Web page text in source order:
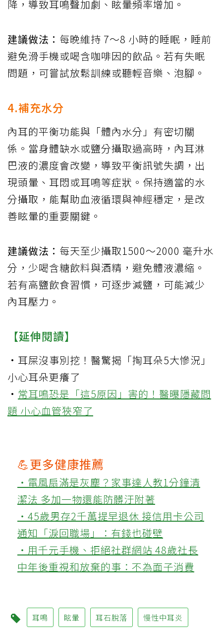
降，導致耳鳴聲加劇、眩暈頻率增加。
建議做法： 每晚維持 7～8 小時的睡眠，睡前
避免滑手機或喝含咖啡因的飲品。若有失眠
問題，可嘗試放鬆訓練或聽輕音樂、泡腳。
4.補充水分
內耳的平衡功能與「體內水分」有密切關
係。當身體缺水或鹽分攝取過高時，內耳淋
巴液的濃度會改變，導致平衡訊號失調，出
現頭暈、耳悶或耳鳴等症狀。保持適當的水
分攝取，能幫助血液循環與神經穩定，是改
善眩暈的重要關鍵。
建議做法： 每天至少攝取1500～2000 毫升水
分，少喝含糖飲料與酒精，避免體液濃縮。
若有高鹽飲食習慣，可逐步減鹽，可能減少
內耳壓力。
【延伸閱讀】
· 耳屎沒事別挖！醫驚揭「掏耳朵5大慘況」
小心耳朵更癢了
· 常耳鳴恐是「這5原因」害的！醫曝隱藏問
題 小心血管狹窄了
💪更多健康推薦
‧電風扇滿是灰塵？家事達人教1分鐘清
潔法 多加一物還能防髒汙附著
‧45歲男存2千萬提早退休 接信用卡公司
通知「淚回職場」：有錢也碰壁
‧用千元手機、拒絕社群網站 48歲社長
中年後重視和放棄的事：不為面子消費
耳鳴 眩暈 耳石脫落 慢性中耳炎